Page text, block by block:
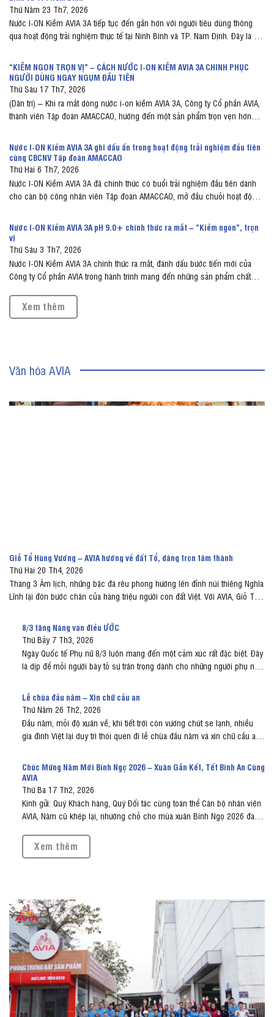
Thứ Năm 23 Th7, 2026
Nước I-ON Kiềm AVIA 3A tiếp tục đến gần hơn với người tiêu dùng thông
qua hoạt động trải nghiệm thực tế tại Ninh Bình và TP. Nam Định. Đây là dịp
ion kiềm pH 9.0+ của AVIA, đồng thời...
“KIỀM NGON TRỌN VỊ” – CÁCH NƯỚC I-ON KIỀM AVIA 3A CHINH PHỤC
NGƯỜI DÙNG NGAY NGỤM ĐẦU TIÊN
Thứ Sáu 17 Th7, 2026
(Dân trí) – Khi ra mắt dòng nước i-on kiềm AVIA 3A, Công ty Cổ phần AVIA,
thành viên Tập đoàn AMACCAO, hướng đến một sản phẩm trọn vẹn hơn
vị “kiềm ngon trọn vị” để uống hàng ngày. Khi nước...
Nước I-ON Kiềm AVIA 3A ghi dấu ấn trong hoạt động trải nghiệm đầu tiên
cùng CBCNV Tập đoàn AMACCAO
Thứ Hai 6 Th7, 2026
Nước I-ON Kiềm AVIA 3A đã chính thức có buổi trải nghiệm đầu tiên dành
cho cán bộ công nhân viên Tập đoàn AMACCAO, mở đầu chuỗi hoạt động
suốt quá trình phát triển. Với thông điệp “Kiềm ngon, trọn vị”, chương...
Nước I-ON Kiềm AVIA 3A pH 9.0+ chính thức ra mắt – “Kiềm ngon”, trọn
vị
Thứ Sáu 3 Th7, 2026
Nước I-ON Kiềm AVIA 3A chính thức ra mắt, đánh dấu bước tiến mới của
Công ty Cổ phần AVIA trong hành trình mang đến những sản phẩm chất
pH 9.0+ cùng trải nghiệm uống dễ chịu, sản phẩm...
Xem thêm
Văn hóa AVIA
Giỗ Tổ Hùng Vương – AVIA hướng về đất Tổ, dâng trọn tâm thành
Thứ Hai 20 Th4, 2026
Tháng 3 Âm lịch, những bậc đá rêu phong hướng lên đỉnh núi thiêng Nghĩa
Lĩnh lại đón bước chân của hàng triệu người con đất Việt. Với AVIA, Giỗ Tổ
giữ và tiếp nối những giá trị văn...
8/3 tặng Nàng vạn điều ƯỚC
Thứ Bảy 7 Th3, 2026
Ngày Quốc tế Phụ nữ 8/3 luôn mang đến một cảm xúc rất đặc biệt. Đây
là dịp để mỗi người bày tỏ sự trân trọng dành cho những người phụ nữ
nghiệp. Một bó hoa hồng rực rỡ, một...
Lễ chùa đầu năm – Xin chữ cầu an
Thứ Năm 26 Th2, 2026
Đầu năm, mỗi độ xuân về, khi tiết trời còn vương chút se lạnh, nhiều
gia đình Việt lại duy trì thói quen đi lễ chùa đầu năm và xin chữ cầu an.
Chúc Mừng Năm Mới Bính Ngọ 2026 – Xuân Gắn Kết, Tết Bình An Cùng
AVIA
Thứ Ba 17 Th2, 2026
Kính gửi: Quý Khách hàng, Quý Đối tác cùng toàn thể Cán bộ nhân viên
AVIA, Năm cũ khép lại, nhường chỗ cho mùa xuân Bính Ngọ 2026 đang
phần AVIA (Thành viên Tập đoàn AMACCAO) xin gửi lời...
Xem thêm